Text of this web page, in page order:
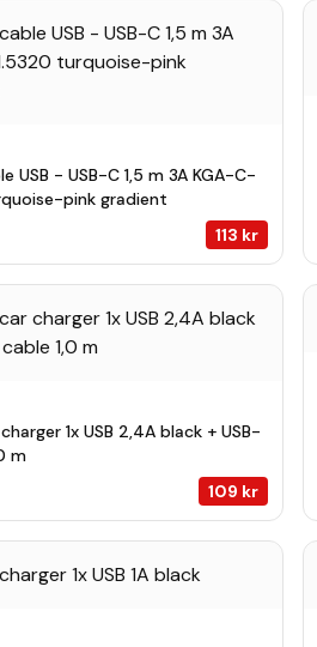
USB - USB-C 1,5 m 3A KGA-C-
pink gradient
113 kr
1x USB 2,4A black + USB-
m
109 kr